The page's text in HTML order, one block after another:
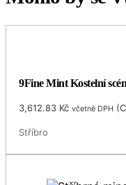
9Fine Mint Kostelní
3,612.83 Kč včetně DPH (
Stříbro